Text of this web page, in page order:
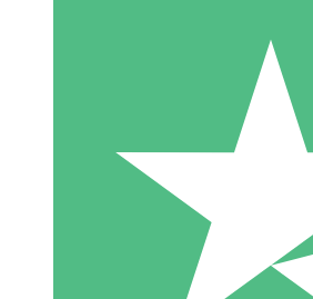
Packs de Crédits
Payez à l'utilisation avec des crédits de
1 Téléchargement
10 00